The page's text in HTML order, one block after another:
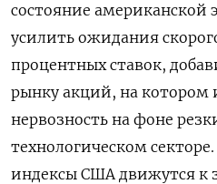
состояние американской
усилить ожидания
процентных ставок,
рынку акций, на котором
нервозность на фоне
технологическом
индексы США движутся к